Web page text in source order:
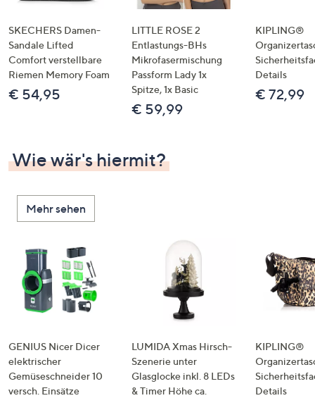
SKECHERS Damen-
Sandale Lifted
Comfort verstellbare
Riemen Memory Foam
€ 54,95
LITTLE ROSE 2
Entlastungs-BHs
Mikrofasermischung
Passform Lady 1x
Spitze, 1x Basic
€ 59,99
KIPLING®
Details
€ 72,99
Wie wär's hiermit?
Mehr sehen
GENIUS Nicer Dicer
elektrischer
Gemüseschneider 10
versch. Einsätze
LUMIDA Xmas Hirsch-
Szenerie unter
Glasglocke inkl. 8 LEDs
& Timer Höhe ca.
KIPLING®
Details